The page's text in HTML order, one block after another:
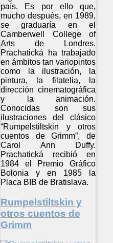
país. Es por ello que,
mucho después, en 1989,
se graduaría en el
Camberwell College of
Arts de Londres.
Prachatická ha trabajado
en ámbitos tan variopintos
como la ilustración, la
pintura, la filatelia, la
dirección cinematográfica
y la animación.
Conocidas son sus
ilustraciones del clásico
“Rumpelstiltskin y otros
cuentos de Grimm”, de
Carol Ann Duffy.
Prachatická recibió en
1984 el Premio Gráfico
Bolonia y en 1985 la
Placa BIB de Bratislava.
Rumpelstiltskin y
otros cuentos de
Grimm